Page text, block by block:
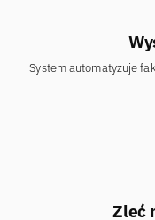
System automatyzuje
Zleć